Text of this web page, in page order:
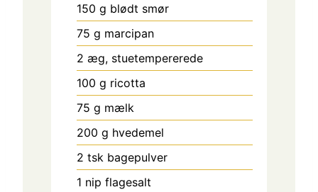
150 g blødt smør
75 g marcipan
2 æg, stuetempererede
100 g ricotta
75 g mælk
200 g hvedemel
2 tsk bagepulver
1 nip flagesalt